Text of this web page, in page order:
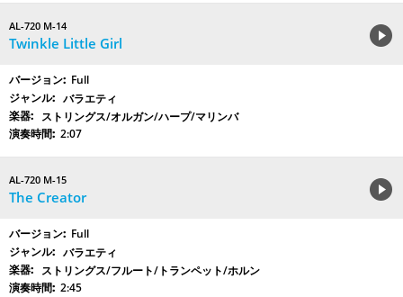
AL-720 M-14
Twinkle Little Girl
Full
バラエティ
ストリングス/オルガン/ハープ/マリンバ
2:07
AL-720 M-15
The Creator
Full
バラエティ
ストリングス/フルート/トランペット/ホルン
2:45